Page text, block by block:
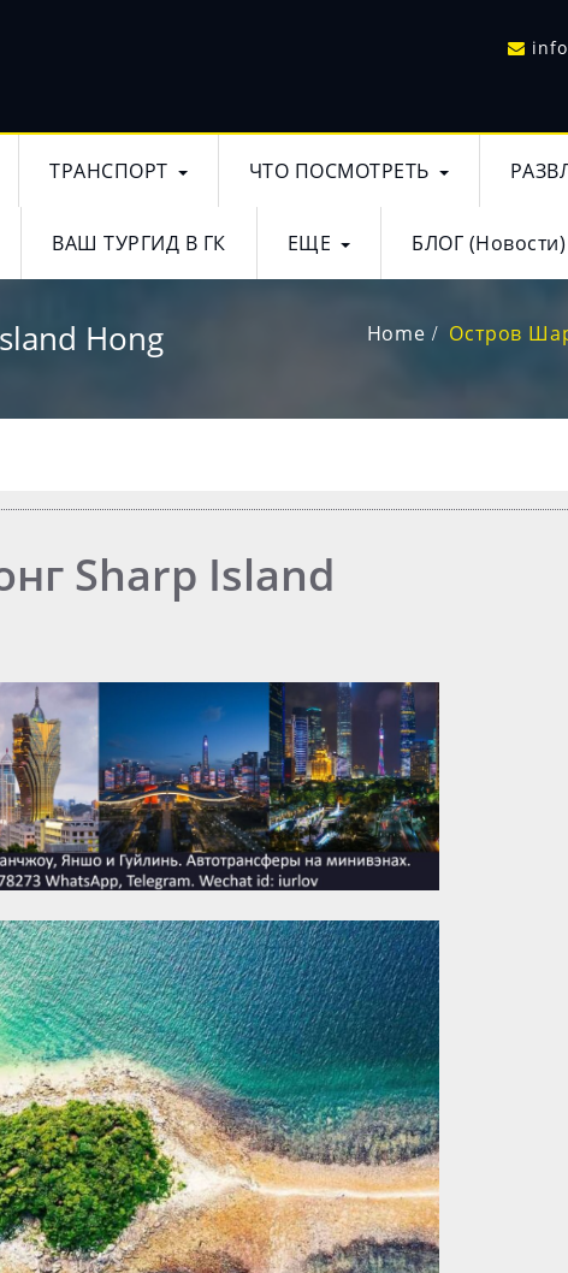
ТРАНСПОРТ ЧТО ПОСМОТРЕТЬ
ВАШ ТУРГИД В ГК ЕЩЕ БЛОГ (Новости)
Hong Home Остров
Sharp Island